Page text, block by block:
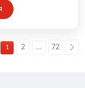
1 2 ... 72